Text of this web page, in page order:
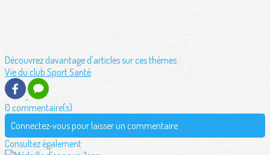
Découvrez davantage d'articles sur ces thèmes :
Vie du club Sport Santé
0 commentaire(s)
Connectez-vous pour laisser un commentaire
Consultez également